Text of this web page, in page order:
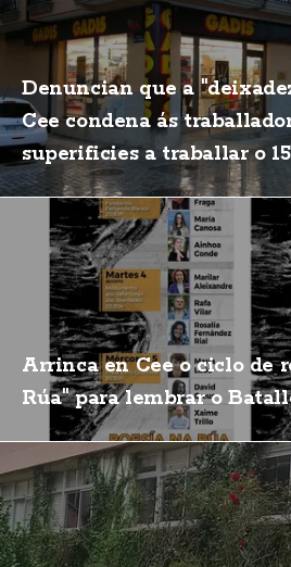
Denuncian que a
Cee condena ás
superificies a traballar o
Arrinca en Cee o ciclo de
Rúa" para lembrar o